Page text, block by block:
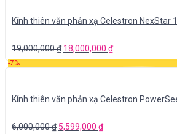
Kính thiên văn phản xạ Celestron NexStar
19,000,000₫ 18,000,000 ₫
-7%
Kính thiên văn phản xạ Celestron
6,000,000₫ 5,599,000 ₫